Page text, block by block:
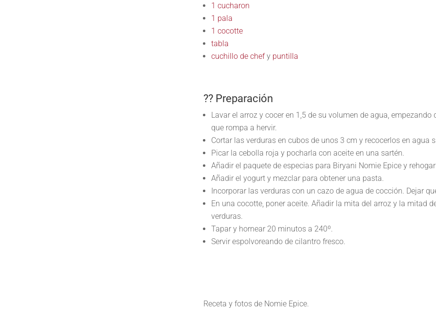
1 cucharon
1 pala
1 cocotte
tabla
cuchillo de chefy puntilla
?? Preparación
Lavar el arroz y cocer en 1,5 de su volumen de agua,
que rompa a hervir.
Cortar las verduras en cubos de unos 3 cm y recocerlos en agua
Picar la cebolla roja y pocharla con aceite en una sartén.
Añadir el paquete de especias para Biryani Nomie Epice y
Añadir el yogurt y mezclar para obtener una pasta.
Incorporar las verduras con un cazo de agua de cocción. Dejar
En una cocotte, poner aceite. Añadir la mita del arroz y la mitad
verduras.
Tapar y hornear 20 minutos a 240º.
Servir espolvoreando de cilantro fresco.
Receta y fotos de Nomie Epice.